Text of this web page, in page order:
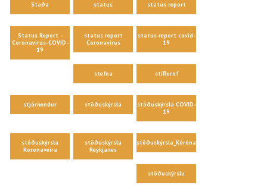
Staða status status report
Status Report -
Coronavirus-COVID-
19
status report
Coronavirus
status report covid-
19
stefna stíflurof
stjórnendur stöðuskýrsla
stöðuskýrsla COVID-
19
stöðuskýrsla
Koronaveira
stöðuskýrsla
Reykjanes
stöðuskýrsla_Kórónaveira
stöðuskýrslu